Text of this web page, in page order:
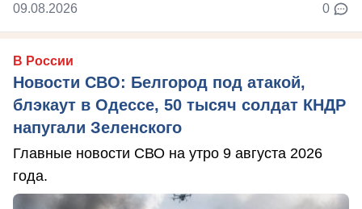
09.08.2026 0
В России
Новости СВО: Белгород под атакой,
блэкаут в Одессе, 50 тысяч солдат КНДР
напугали Зеленского
Главные новости СВО на утро 9 августа 2026
года.